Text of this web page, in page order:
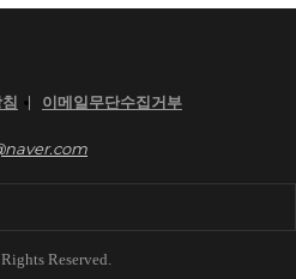
이메일무단수집거부
Reserved.